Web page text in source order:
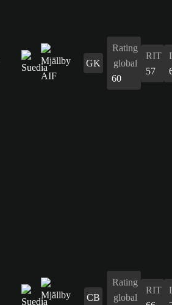
GK
Rating
global
60
RIT
57
CB
Rating
global
RIT